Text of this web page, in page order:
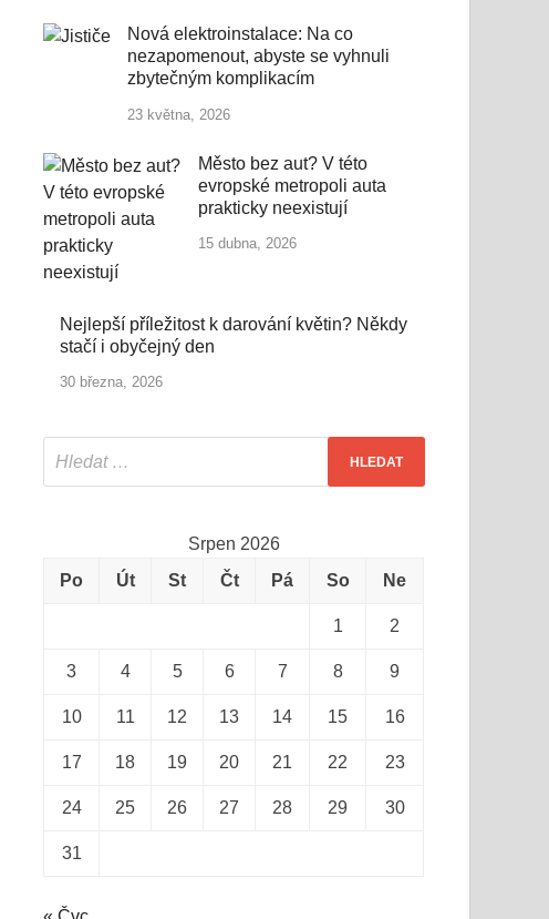
Nová elektroinstalace: Na co
nezapomenout, abyste se vyhnuli
zbytečným komplikacím
23 května, 2026
Město bez aut? V této
evropské metropoli auta
prakticky neexistují
15 dubna, 2026
Nejlepší příležitost k darování květin? Někdy
stačí i obyčejný den
30 března, 2026
Srpen 2026
Po
Út St Čt Pá So Ne
1 2
3 4 5 6 7 8 9
10 11 12 13 14 15 16
17 18 19 20 21 22 23
24 25 26 27 28 29 30
31